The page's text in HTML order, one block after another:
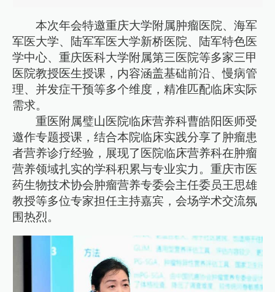
本次年会特邀重庆大学附属肿瘤医院、海军
军医大学、陆军军医大学新桥医院、陆军特色医
学中心、重庆医科大学附属第三医院等多家三甲
医院教授医生授课，内容涵盖基础前沿、慢病管
理、并发症干预等多个维度，精准匹配临床实际
需求。
重医附属璧山医院临床营养科曹皓阳医师受
邀作专题授课，结合本院临床实践分享了肿瘤患
者营养诊疗经验，展现了医院临床营养科在肿瘤
营养领域扎实的学科积累与专业实力。重庆市医
药生物技术协会肿瘤营养专委会主任委员王思雄
教授等多位专家担任主持嘉宾，会场学术交流氛
围热烈。